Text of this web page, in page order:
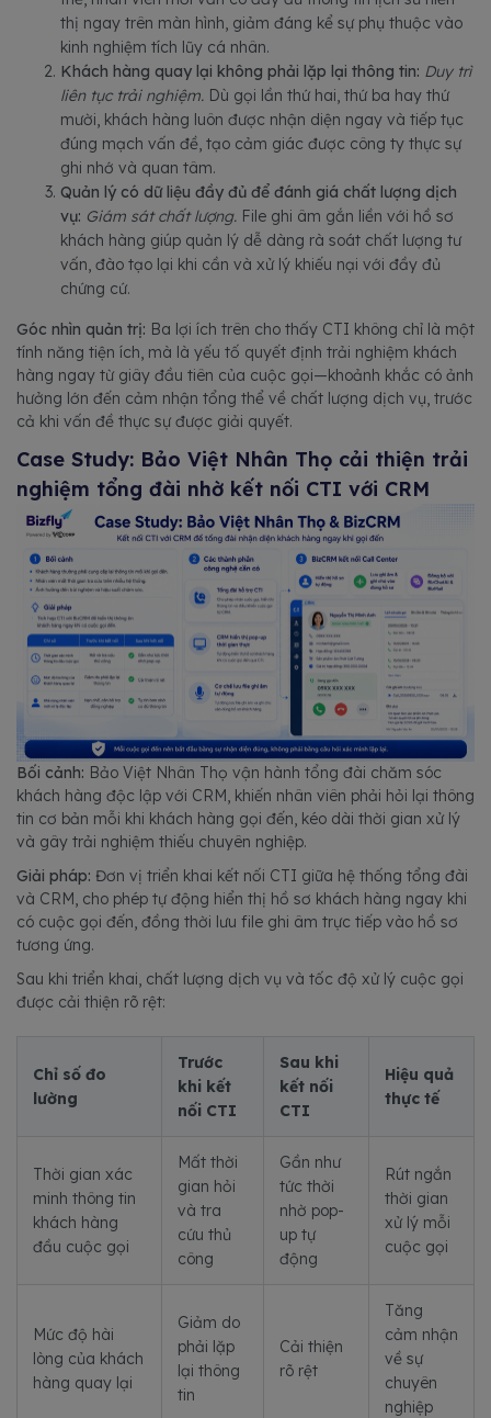
thị ngay trên màn hình, giảm đáng kể sự phụ thuộc vào
kinh nghiệm tích lũy cá nhân.
Khách hàng quay lại không phải lặp lại thông tin: Duy trì
liên tục trải nghiệm. Dù gọi lần thứ hai, thứ ba hay thứ
mười, khách hàng luôn được nhận diện ngay và tiếp tục
đúng mạch vấn đề, tạo cảm giác được công ty thực sự
ghi nhớ và quan tâm.
Quản lý có dữ liệu đầy đủ để đánh giá chất lượng dịch
vụ: Giám sát chất lượng. File ghi âm gắn liền với hồ sơ
khách hàng giúp quản lý dễ dàng rà soát chất lượng tư
vấn, đào tạo lại khi cần và xử lý khiếu nại với đầy đủ
chứng cứ.
Góc nhìn quản trị: Ba lợi ích trên cho thấy CTI không chỉ là một
tính năng tiện ích, mà là yếu tố quyết định trải nghiệm khách
hàng ngay từ giây đầu tiên của cuộc gọi—khoảnh khắc có ảnh
hưởng lớn đến cảm nhận tổng thể về chất lượng dịch vụ, trước
cả khi vấn đề thực sự được giải quyết.
Case Study: Bảo Việt Nhân Thọ cải thiện trải
nghiệm tổng đài nhờ kết nối CTI với CRM
Bối cảnh: Bảo Việt Nhân Thọ vận hành tổng đài chăm sóc
khách hàng độc lập với CRM, khiến nhân viên phải hỏi lại thông
tin cơ bản mỗi khi khách hàng gọi đến, kéo dài thời gian xử lý
và gây trải nghiệm thiếu chuyên nghiệp.
Giải pháp: Đơn vị triển khai kết nối CTI giữa hệ thống tổng đài
và CRM, cho phép tự động hiển thị hồ sơ khách hàng ngay khi
có cuộc gọi đến, đồng thời lưu file ghi âm trực tiếp vào hồ sơ
tương ứng.
Sau khi triển khai, chất lượng dịch vụ và tốc độ xử lý cuộc gọi
được cải thiện rõ rệt:
Chỉ số đo
lường
Trước
khi kết
nối CTI
Sau khi
kết nối
CTI
Hiệu quả
thực tế
Thời gian xác
minh thông tin
khách hàng
đầu cuộc gọi
Mất thời
gian hỏi
và tra
cứu thủ
công
Gần như
tức thời
nhờ pop-
up tự
động
Rút ngắn
thời gian
xử lý mỗi
cuộc gọi
Mức độ hài
lòng của khách
hàng quay lại
Giảm do
phải lặp
lại thông
tin
Cải thiện
rõ rệt
Tăng
cảm nhận
về sự
chuyên
nghiệp